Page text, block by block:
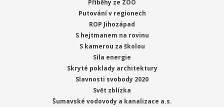
Příběhy ze ZOO
Putování v regionech
ROP Jihozápad
S hejtmanem na rovinu
S kamerou za školou
Síla energie
Skryté poklady architektury
Slavnosti svobody 2020
Svět zblízka
Šumavské vodovody a kanalizace a.s.